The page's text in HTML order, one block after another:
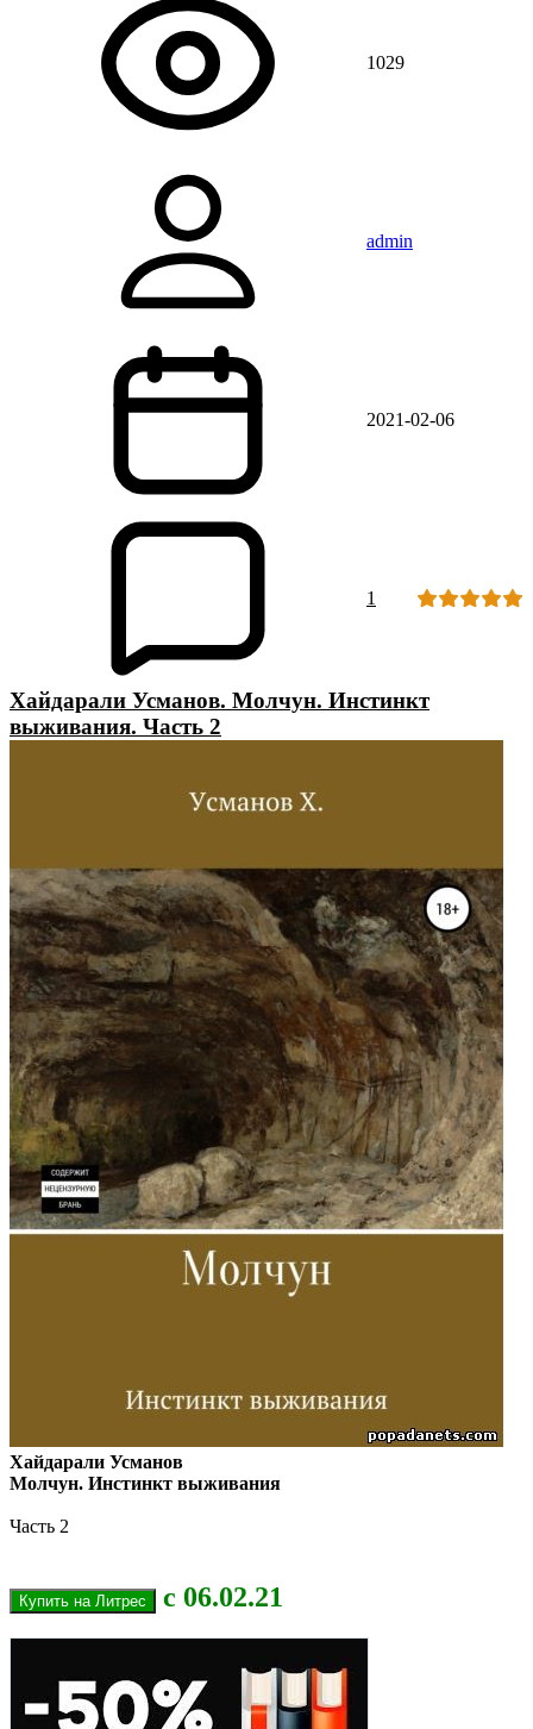
1029
admin
2021-02-06
1
Хайдарали Усманов. Молчун. Инстинкт
выживания. Часть 2
Хайдарали Усманов
Молчун. Инстинкт выживания
Часть 2
с 06.02.21